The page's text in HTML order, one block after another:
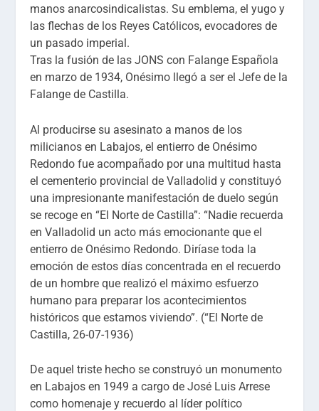
manos anarcosindicalistas. Su emblema, el yugo y
las flechas de los Reyes Católicos, evocadores de
un pasado imperial.
Tras la fusión de las JONS con Falange Española
en marzo de 1934, Onésimo llegó a ser el Jefe de la
Falange de Castilla.
Al producirse su asesinato a manos de los
milicianos en Labajos, el entierro de Onésimo
Redondo fue acompañado por una multitud hasta
el cementerio provincial de Valladolid y constituyó
una impresionante manifestación de duelo según
se recoge en “El Norte de Castilla”: “Nadie recuerda
en Valladolid un acto más emocionante que el
entierro de Onésimo Redondo. Diríase toda la
emoción de estos días concentrada en el recuerdo
de un hombre que realizó el máximo esfuerzo
humano para preparar los acontecimientos
históricos que estamos viviendo”. (“El Norte de
Castilla, 26-07-1936)
De aquel triste hecho se construyó un monumento
en Labajos en 1949 a cargo de José Luis Arrese
como homenaje y recuerdo al líder político